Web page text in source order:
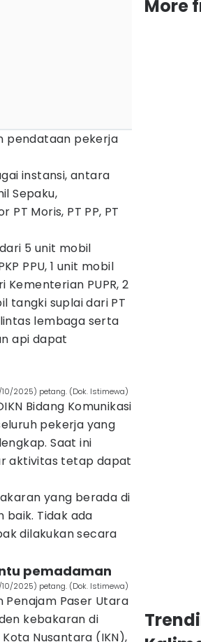
pendataan pekerja
instansi, antara
Sepaku,
Moris, PT PP, PT
5 unit mobil
PPU, 1 unit mobil
PUPR, 2
tangki suplai dari PT
lintas lembaga serta
api dapat
10/2025) petang. (Dok. Istimewa)
Bidang Komunikasi
pekerja yang
Saat ini
aktivitas tetap dapat
yang berada di
baik. Tidak ada
dilakukan secara
pemadaman
10/2025) petang. (Dok. Istimewa)
Penajam Paser Utara
kebakaran di
Kota Nusantara (IKN),
More